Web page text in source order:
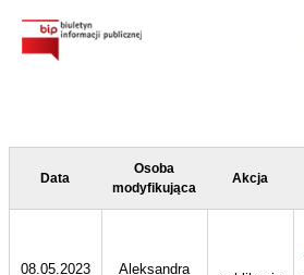
Data
Osoba
modyfikująca
Akcja
08.05.2023
Aleksandra